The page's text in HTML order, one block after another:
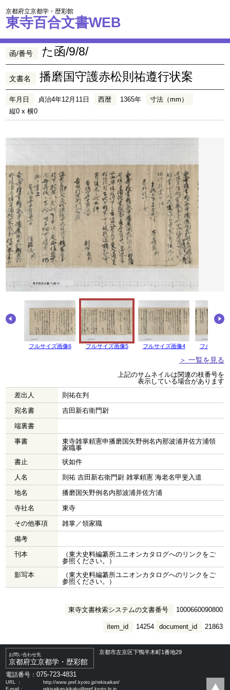
京都府立京都学・歴彩館
東寺百合文書WEB
函/番号 た函/9/8/
文書名 播磨国守護赤松則祐遵行状案
年月日 貞治4年12月11日 西暦 1365年
寸法（mm）
縦0 x 横0
フルサイズ画像6 フルサイズ画像5 フルサイズ画像4 フルサイズ
＞ 一覧を見る
上記のサムネイルは関連の枝番号を
表示している場合があります
差出人
則祐在判
宛名書
吉田新右衛門尉
端裏書
事書
東寺雑掌頼憲申播磨国矢野例名内那波浦并佐方浦領
家職事
書止
状如件
人名
則祐 吉田新右衛門尉 雑掌頼憲 海老名甲斐入道
地名
播磨国矢野例名内那波浦并佐方浦
寺社名
東寺
その他事項
雑掌／領家職
備考
刊本
（東大史料編纂所ユニオンカタログへのリンクをご
参照ください。）
影写本
（東大史料編纂所ユニオンカタログへのリンクをご
参照ください。）
東寺文書検索システムの文書番号 1000660090800
document_id 21863
item_id 14254
お問い合わせ先
京都府立京都学・歴彩館
京都市左京区下鴨半木町1番地29
電話番号：075-723-4831
URL ：
http://www.pref.kyoto.jp/rekisaikan/
E-mail：
rekisaikan-kikaku@pref.kyoto.lg.jp